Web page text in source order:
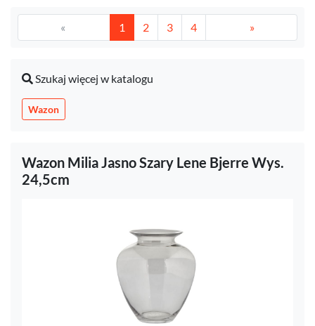
« 1 2 3 4 »
Szukaj więcej w katalogu
Wazon
Wazon Milia Jasno Szary Lene Bjerre Wys.
24,5cm